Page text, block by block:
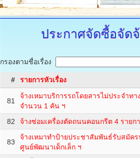
ประกาศจัดซื้อจัด
กรองตามชื่อเรื่อง
# รายการหัวเรื่อง
81
จ้างเหมาบริการรถโดยสารไม่ประจำทา
จำนวน 1 คัน ฯ
82 จ้างซ่อมเครื่องตัดถนนคอนกรีต 4 รายก
83
จ้างเหมาทำป้ายประชาสัมพันธ์รับสมัคร
ศูนย์พัฒนาเด็กเล็ก ฯ